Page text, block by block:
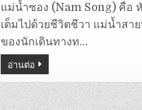
แม่น้ำซอง (Nam Song) คือ หั
เต็มไปด้วยชีวิตชีวา แม่น้ำส
ของนักเดินทางท…
อ่านต่อ